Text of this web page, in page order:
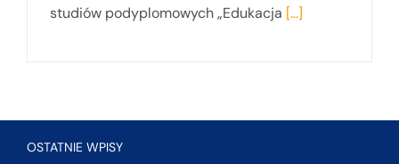
studiów podyplomowych „Edukacja [...]
OSTATNIE WPISY